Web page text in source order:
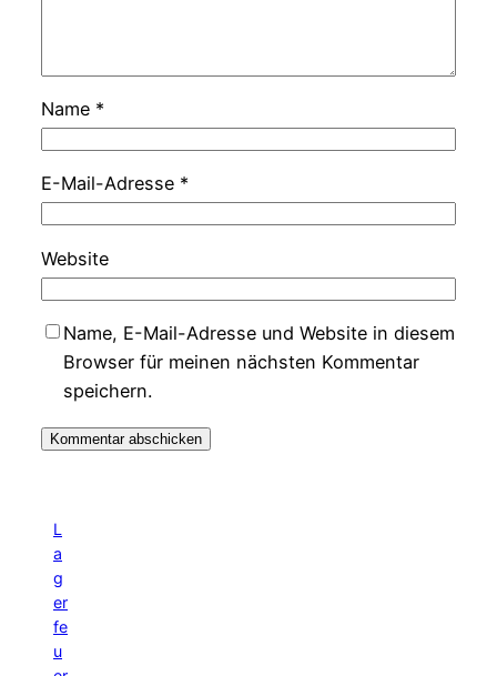
Name *
E-Mail-Adresse *
Website
Name, E-Mail-Adresse und Website in diesem
Browser für meinen nächsten Kommentar
speichern.
L
a
g
er
fe
u